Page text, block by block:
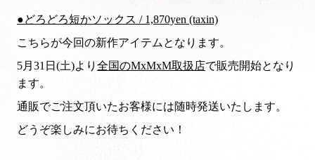
●どろどろ短かソックス / 1,870yen (taxin)
こちらが今回の新作アイテムとなります。
5月31日(土)より 全国のMxMxM取扱店で販売開始となり
ます。
通販でご注文頂いたお客様には随時発送いたします。
どうぞ楽しみにお待ちください！